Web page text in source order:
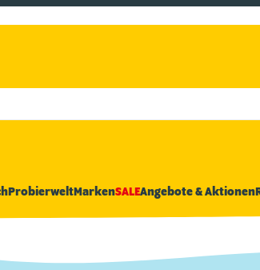
ProbierweltMarkenSALEAngebote & Aktionen